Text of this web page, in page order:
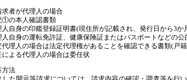
者が代理人の場合
①の本人確認書類
人自身の印鑑登録証明書(現住所が記載され、発行日から3か
人自身の運転免許証、健康保険証またはパスポートなどの
代理人の場合は法定代理権があることを確認できる書類(戸
による代理人の場合は委任状
方法